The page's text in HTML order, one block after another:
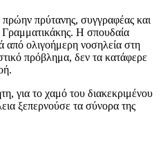
πρύτανης, συγγραφέας και
Η σπουδαία
από ολιγοήμερη νοσηλεία στη
πρόβλημα, δεν τα κατάφερε
για το χαμό του διακεκριμένου
ξεπερνούσε τα σύνορα της